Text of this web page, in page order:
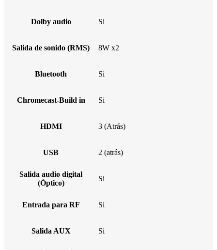
Dolby audio Si
Salida de sonido (RMS) 8W x2
Bluetooth Si
Chromecast-Build in Si
HDMI 3 (Atrás)
USB 2 (atrás)
Salida audio digital
(Óptico)
Si
Entrada para RF Si
Salida AUX Si